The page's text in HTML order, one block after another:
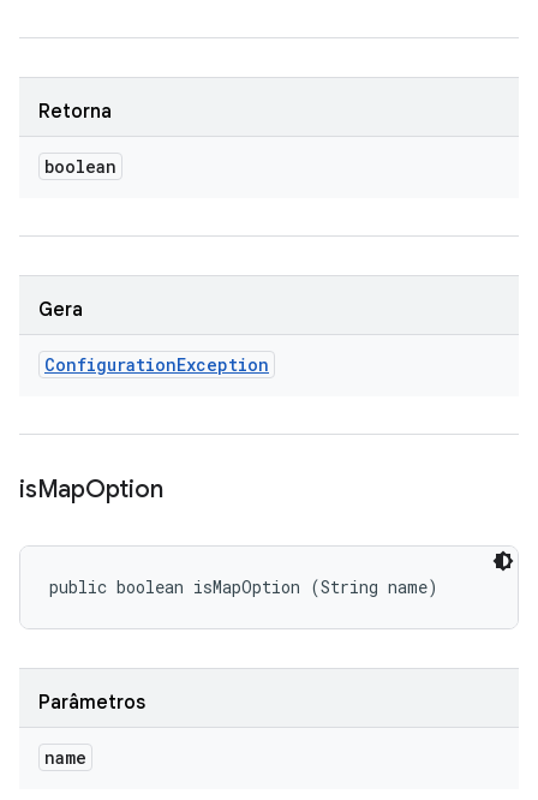
Retorna
boolean
Gera
ConfigurationException
isMapOption
public boolean isMapOption (String name)
Parâmetros
name